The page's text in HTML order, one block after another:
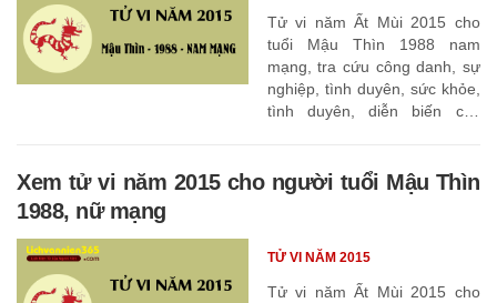
Tử vi năm Ất Mùi 2015 cho
tuổi Mậu Thìn 1988 nam
mạng, tra cứu công danh, sự
nghiệp, tình duyên, sức khỏe,
tình duyên, diễn biến các
Xem tử vi năm 2015 cho người tuổi Mậu Thìn
1988, nữ mạng
Tử vi năm Ất Mùi 2015 cho
TỬ VI NĂM 2015